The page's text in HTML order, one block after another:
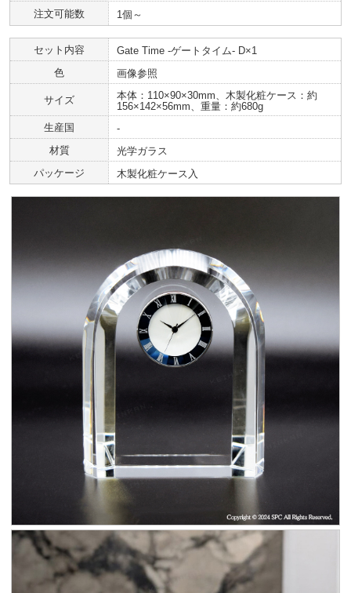
注文可能数 1個～
セット内容
Gate Time -ゲートタイム- D×1
色
画像参照
サイズ
本体：110×90×30mm、木製化粧ケース：約
156×142×56mm、重量：約680g
生産国
-
材質
光学ガラス
パッケージ
木製化粧ケース入